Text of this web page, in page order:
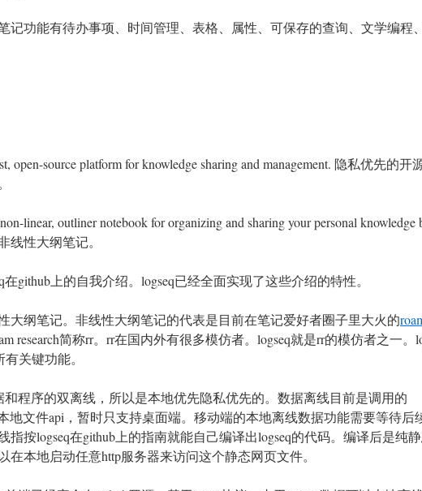
记功能有待办事项、时间管理、表格、属性、可保存的查询、文学编程
open-source platform for knowledge sharing and management. 隐私优先的开
linear, outliner notebook for organizing and sharing your personal knowledge
线性大纲笔记。
在github上的自我介绍。logseq已经全面实现了这些介绍的特性。
大纲笔记。非线性大纲笔记的代表是目前在笔记爱好者圈子里大火的
research简称rr。rr在国内外有很多模仿者。logseq就是rr的模仿者之一。
关键功能。
和程序的双离线，所以是本地优先隐私优先的。数据离线目前是调用的
地文件api，暂时只支持桌面端。移动端的本地离线数据功能需要等待后
指按logseq在github上的指南就能自己编译出logseq的代码。编译后是纯
在本地启动任意http服务器来访问这个静态网页文件。